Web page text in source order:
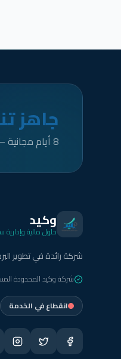
جاهز
8 أيام مجانية — لا بطاقة ائتمانية — لا التزامات
وكيد
حلول مالية وإدارية
شركة رائدة في تطوير
شركة وكيد المحدودة
انقطاع في الخدمة